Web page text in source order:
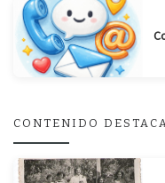
CONTENIDO